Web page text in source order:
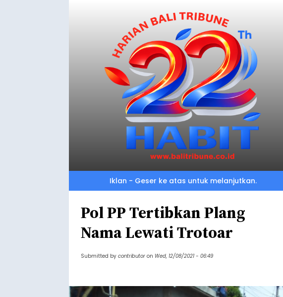
Iklan - Geser ke atas untuk melanjutkan.
Pol PP Tertibkan Plang
Nama Lewati Trotoar
Submitted by contributor on Wed, 12/08/2021 - 06:49